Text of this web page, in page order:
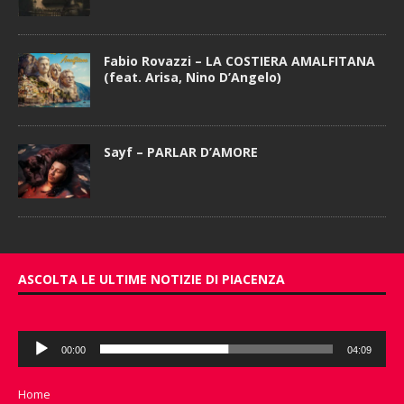
Fabio Rovazzi – LA COSTIERA AMALFITANA
(feat. Arisa, Nino D’Angelo)
Sayf – PARLAR D’AMORE
ASCOLTA LE ULTIME NOTIZIE DI PIACENZA
Audio
Player
00:00 04:09
Home